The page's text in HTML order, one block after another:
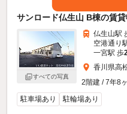
サンロード仏生山 B棟の賃
すべての写真
仏生山駅
空港通り
一宮駅 歩
香川県高
2階建 / 7年8
駐車場あり
駐輪場あり